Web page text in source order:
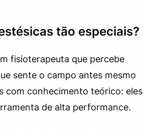
tão especiais?
fisioterapeuta que percebe
sente o campo antes mesmo
com conhecimento teórico: eles
de alta performance.